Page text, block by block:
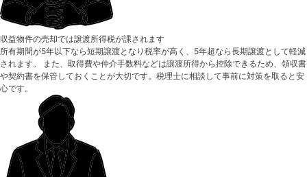
収益物件の売却では譲渡所得税が課されます
所有期間が5年以下なら短期譲渡となり税率が高く、5年超なら長期譲渡として軽減
されます。 また、取得費や仲介手数料などは譲渡所得から控除できるため、領収書
や契約書を保管しておくことが大切です。税理士に相談して事前に対策を取ると安
心です。